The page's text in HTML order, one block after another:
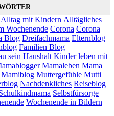
Alltag mit Kindern Alltägliches
Wochenende Corona Corona
Blog Dreifachmama Elternblog
Familien Blog
sein Haushalt Kinder leben mit
Mamaleben Mama
Mamiblog Muttergefühle Mutti
Nachdenkliches Reiseblog
Selbstfürsorge
Wochenende in Bildern